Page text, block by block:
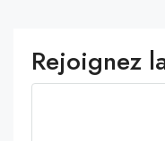
Rejoignez